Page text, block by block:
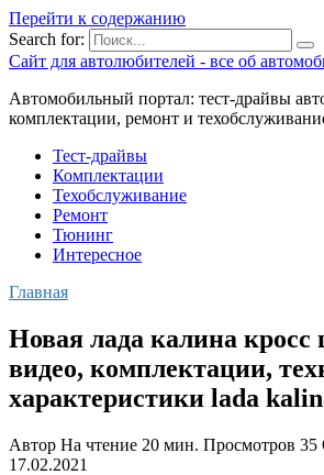
Перейти к содержанию
Search for:
Сайт для автолюбителей - все об
Автомобильный портал: тест-драйвы
комплектации, ремонт и
Тест-драйвы
Комплектации
Техобслуживание
Ремонт
Тюнинг
Интересное
Главная
Новая лада калина кросс
видео, комплектации,
характеристики lada
Автор На чтение 20 мин. Просмотров 35
17.02.2021